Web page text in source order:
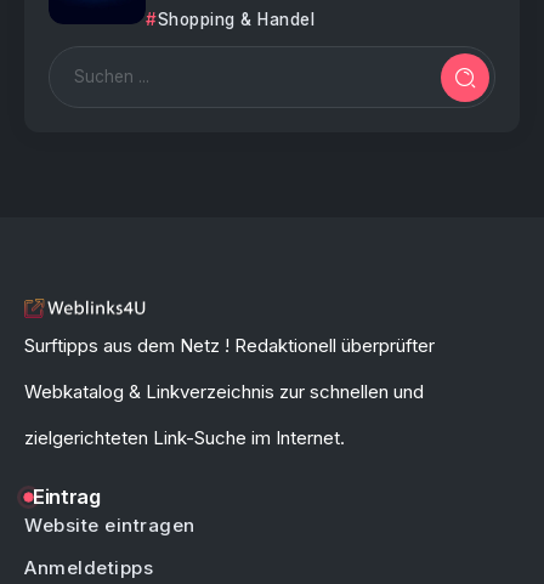
Shopping & Handel
Surftipps aus dem Netz ! Redaktionell überprüfter
Webkatalog & Linkverzeichnis zur schnellen und
zielgerichteten Link-Suche im Internet.
Eintrag
Website eintragen
Anmeldetipps